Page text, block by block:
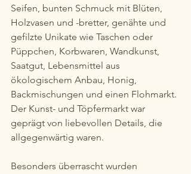
Seifen, bunten Schmuck mit Blüten,
Holzvasen und -bretter, genähte und
gefilzte Unikate wie Taschen oder
Püppchen, Korbwaren, Wandkunst,
Saatgut, Lebensmittel aus
ökologischem Anbau, Honig,
Backmischungen und einen Flohmarkt.
Der Kunst- und Töpfermarkt war
geprägt von liebevollen Details, die
allgegenwärtig waren.
Besonders überrascht wurden